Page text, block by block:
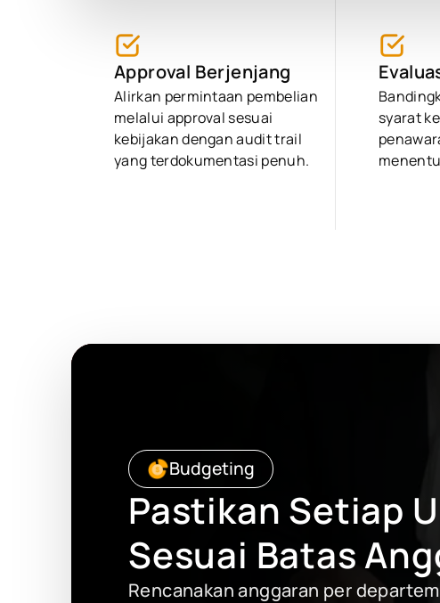
Approval Berjenjang
Alirkan permintaan pembelian
melalui approval sesuai
kebijakan dengan audit trail
yang terdokumentasi penuh.
syarat
Budgeting
Pastikan Setiap
Sesuai Batas
Rencanakan anggaran per